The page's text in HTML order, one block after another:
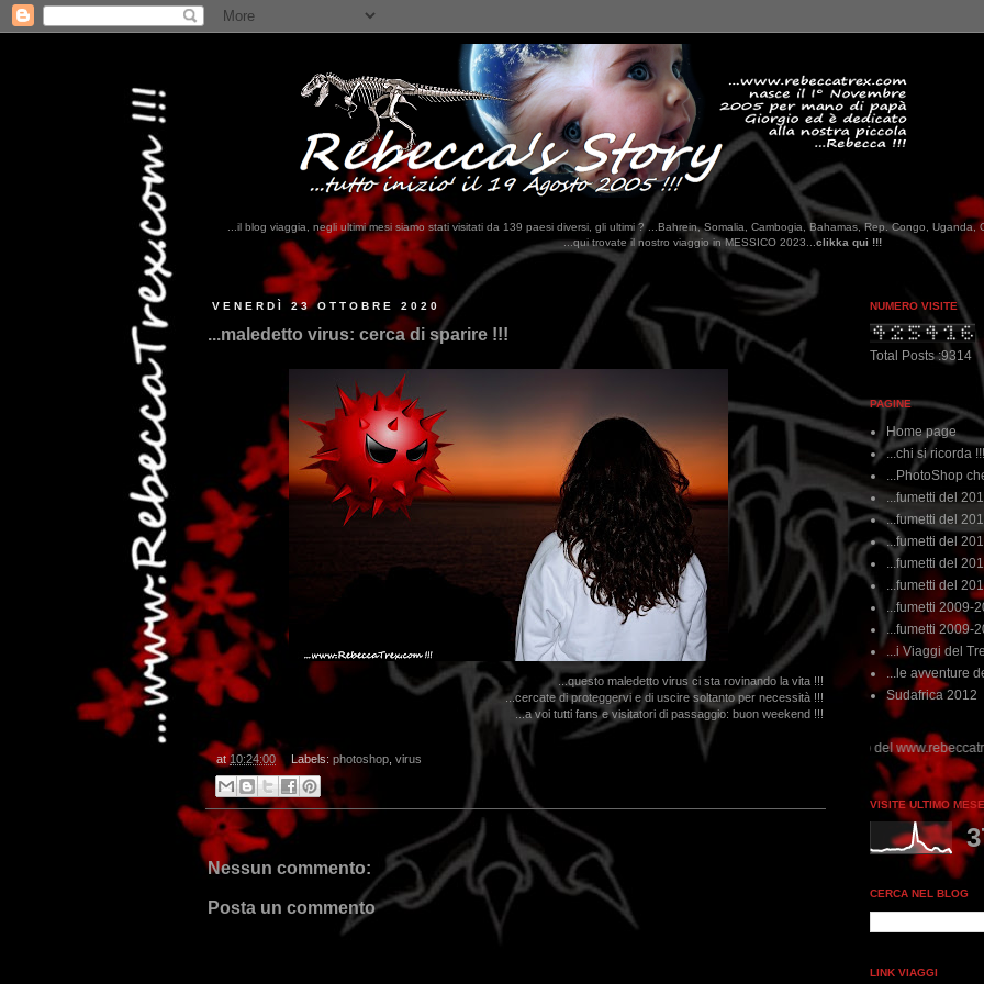
...il blog viaggia, negli ultimi mesi siamo stati visitati da 139 paesi diversi, gli ultimi ? ...Bahrein, Somalia, Cambogia, Bahamas, Rep. Congo, Uganda,
...qui trovate il nostro viaggio in MESSICO 2023...clikka qui !!!
VENERDÌ 23 OTTOBRE 2020
...maledetto virus: cerca di sparire !!!
...questo maledetto virus ci sta rovinando la vita !!!
...cercate di proteggervi e di uscire soltanto per necessità !!!
...a voi tutti fans e visitatori di passaggio: buon weekend !!!
at10:24:00 Labels: photoshop, virus
Nessun commento:
Posta un commento
NUMERO VISITE
Total Posts :9314
PAGINE
Home page
...chi si ricorda !!!
...PhotoShop
...fumetti del
...fumetti del
...fumetti del
...fumetti del
...fumetti del
...fumetti 2009-
...fumetti 2009-
...i Viaggi del
...le avventure
Sudafrica 2012
VISITE ULTIMO MESE
CERCA NEL BLOG
LINK VIAGGI